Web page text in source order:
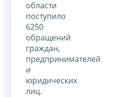
области
поступило
6250
обращений
граждан,
предпринимателей
и
юридических
лиц.